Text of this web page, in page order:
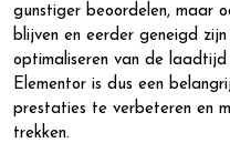
gunstiger beoordelen, maar
blijven en eerder geneigd
optimaliseren van de
Elementor is dus een
prestaties te verbeteren en
trekken.